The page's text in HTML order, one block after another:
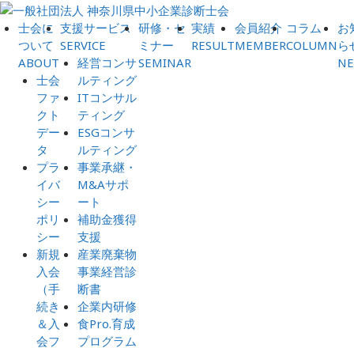
士会に
ついて
ABOUT
士会
ファ
クト
デー
タ
プラ
イバ
シー
ポリ
シー
新規
入会
（手
続き
＆入
会フ
支援サービス
SERVICE
経営コンサ
ルティング
ITコンサル
ティング
ESGコンサ
ルティング
事業承継・
M&Aサポ
ート
補助金獲得
支援
産業廃棄物
事業経営診
断書
企業内研修
食Pro.育成
プログラム
研修・セ
ミナー
SEMINAR
実績
RESULT
会員紹介
MEMBER
コラム
COLUMN
お
ら